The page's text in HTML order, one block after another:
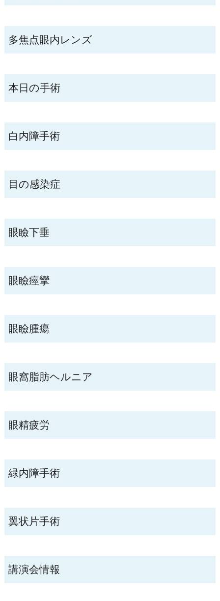
多焦点眼内レンズ
本日の手術
白内障手術
目の感染症
眼瞼下垂
眼瞼痙攣
眼瞼腫瘍
眼窩脂肪ヘルニア
眼精疲労
緑内障手術
翼状片手術
講演会情報